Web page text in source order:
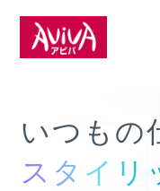
スタイ
いつもの
スタイリ